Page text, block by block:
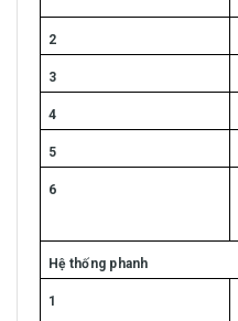
2
3
4
5
6
Hệ thống phanh
1